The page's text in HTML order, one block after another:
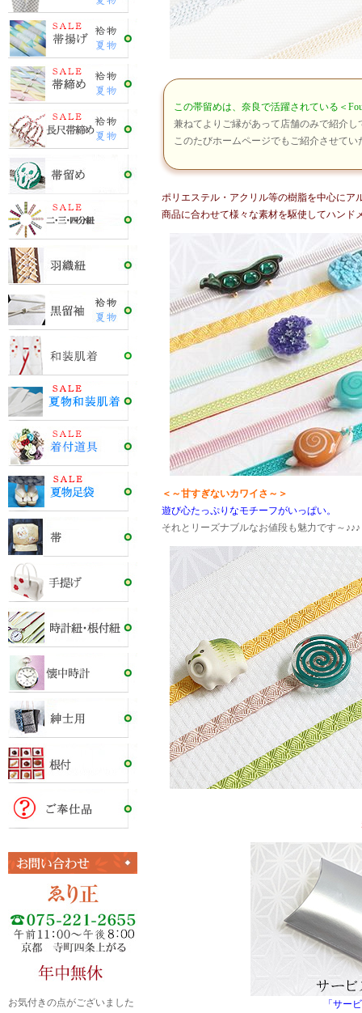
お気付きの点がございました
この帯留めは、奈良で活躍されている＜
兼ねてよりご縁があって店舗のみで紹介し
このたびホームページでもご紹介させて
ポリエステル・アクリル等の樹脂を中心にア
商品に合わせて様々な素材を駆使してハンド
＜～甘すぎないカワイさ～＞
遊び心たっぷりなモチーフがいっぱい。
それとリーズナブルなお値段も魅力です～♪♪♪
「サー